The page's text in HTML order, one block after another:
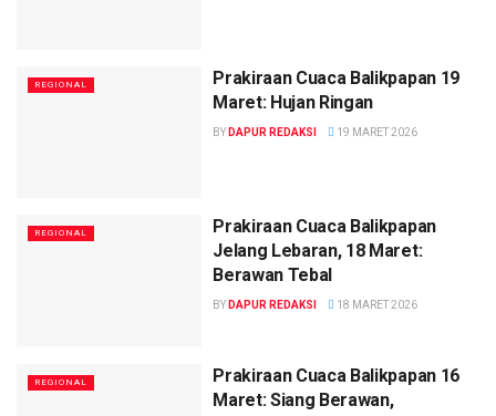
REGIONAL
Prakiraan Cuaca Balikpapan 19
Maret: Hujan Ringan
BY DAPUR REDAKSI 19 MARET 2026
REGIONAL
Prakiraan Cuaca Balikpapan
Jelang Lebaran, 18 Maret:
Berawan Tebal
BY DAPUR REDAKSI 18 MARET 2026
REGIONAL
Prakiraan Cuaca Balikpapan 16
Maret: Siang Berawan,